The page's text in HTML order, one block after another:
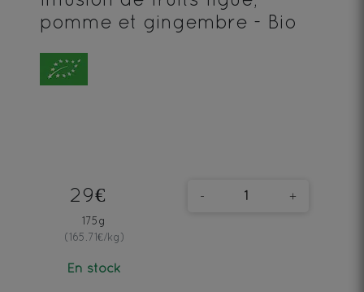
pomme et gingembre - Bio
29€
175g
(165.71€/kg)
En stock
- +